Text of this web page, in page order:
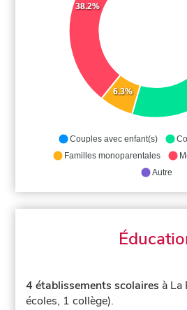
6.3%
38.2%
Couples avec enfant(s)
Familles monoparentales
Autre
4 établissements scolaires à La
écoles, 1 collège).